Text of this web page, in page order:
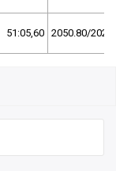
51:05,60 2050.80/202,1